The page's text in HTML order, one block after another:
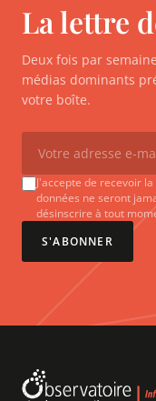
La lettre
Deux fois par
médias dominants
votre boîte.
J'accepte de recevoir
données ne seront
désinscrire à tout
S'ABONNER